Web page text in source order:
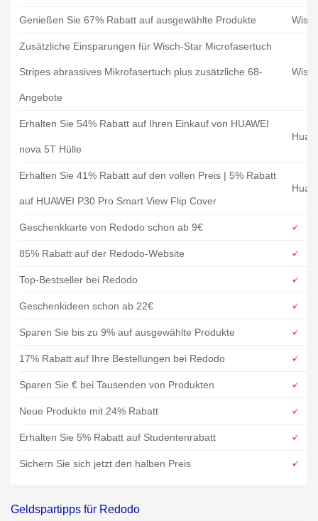
Genießen Sie 67% Rabatt auf ausgewählte Produkte
Zusätzliche Einsparungen für Wisch-Star Microfasertuch
Stripes abrassives Mikrofasertuch plus zusätzliche 68-
Angebote
Erhalten Sie 54% Rabatt auf Ihren Einkauf von HUAWEI
nova 5T Hülle
Erhalten Sie 41% Rabatt auf den vollen Preis | 5% Rabatt
auf HUAWEI P30 Pro Smart View Flip Cover
Geschenkkarte von Redodo schon ab 9€
85% Rabatt auf der Redodo-Website
Top-Bestseller bei Redodo
Geschenkideen schon ab 22€
Sparen Sie bis zu 9% auf ausgewählte Produkte
17% Rabatt auf Ihre Bestellungen bei Redodo
Sparen Sie € bei Tausenden von Produkten
Neue Produkte mit 24% Rabatt
Erhalten Sie 5% Rabatt auf Studentenrabatt
Sichern Sie sich jetzt den halben Preis
Geldspartipps für Redodo